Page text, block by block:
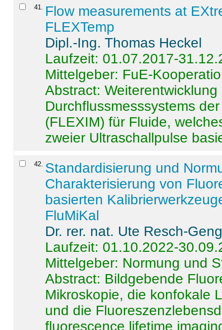
41. Flow measurements at
FLEXTemp
Dipl.-Ing. Thomas Heckel
Laufzeit: 01.07.2017-
Mittelgeber: FuE-
Abstract:
Durchflussmesssystems
(FLEXIM) für Fluide,
zweier Ultraschallpulse
42. Standardisierung und
Charakterisierung von
basierten
FluMiKal
Dr. rer. nat. Ute Resch-
Laufzeit: 01.10.2022-
Mittelgeber: Normung und
Abstract: Bildgebende
Mikroskopie, die konfokale
und die
fluorescence lifetime